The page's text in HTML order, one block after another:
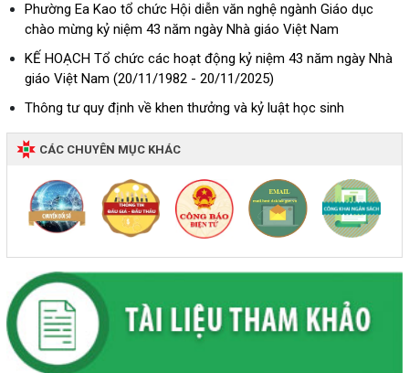
Phường Ea Kao tổ chức Hội diễn văn nghệ ngành Giáo dục
chào mừng kỷ niệm 43 năm ngày Nhà giáo Việt Nam
KẾ HOẠCH Tổ chức các hoạt động kỷ niệm 43 năm ngày Nhà
giáo Việt Nam (20/11/1982 - 20/11/2025)
Thông tư quy định về khen thưởng và kỷ luật học sinh
CÁC CHUYÊN MỤC KHÁC